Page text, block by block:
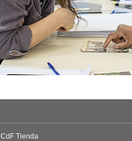
CdF Tienda